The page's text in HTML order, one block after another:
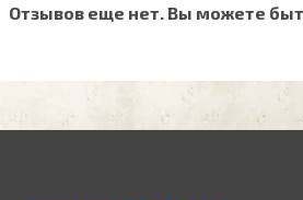
Отзывов еще нет. Вы можете